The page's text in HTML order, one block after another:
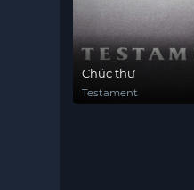
Chúc thư
Testament